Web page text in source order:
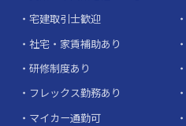
宅建取引士歓迎
社宅・家賃補助あり
研修制度あり
フレックス勤務あり
マイカー通勤可